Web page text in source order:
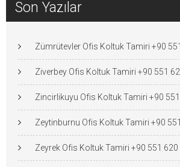
Son Yazılar
Zümrütevler Ofis Koltuk Tamiri +90
Ziverbey Ofis Koltuk Tamiri +90 551
Zincirlikuyu Ofis Koltuk Tamiri +90
Zeytinburnu Ofis Koltuk Tamiri +90
Zeyrek Ofis Koltuk Tamiri +90 551 620